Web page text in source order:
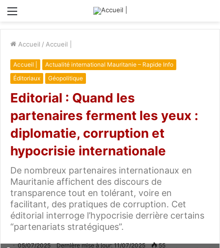
Menu
Accueil / Accueil |
Accueil |
Actualité international Mauritanie – Rapide Info
Éditoriaux
Géopolitique
Editorial : Quand les
partenaires ferment les yeux :
diplomatie, corruption et
hypocrisie internationale
De nombreux partenaires internationaux en
Mauritanie affichent des discours de
transparence tout en tolérant, voire en
facilitant, des pratiques de corruption. Cet
éditorial interroge l’hypocrisie derrière certains
“partenariats stratégiques”.
05/07/2025 Dernière mise à jour: 11/07/2025 55